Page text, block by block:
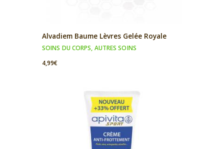
Alvadiem Baume Lèvres Gelée Royale
SOINS DU CORPS, AUTRES SOINS
4,99€